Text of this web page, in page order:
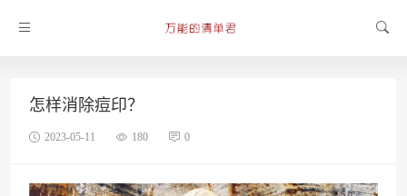
怎样消除痘印？
2023-05-11 180 0